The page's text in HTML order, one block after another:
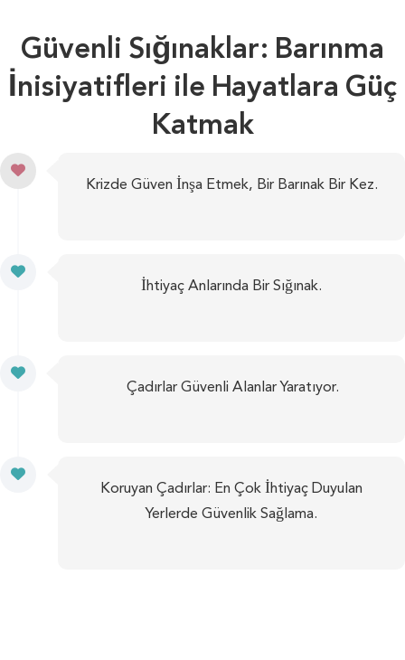
Güvenli Sığınaklar: Barınma
İnisiyatifleri ile Hayatlara Güç
Katmak
Krizde Güven İnşa Etmek, Bir Barınak Bir Kez.
İhtiyaç Anlarında Bir Sığınak.
Çadırlar Güvenli Alanlar Yaratıyor.
Koruyan Çadırlar: En Çok İhtiyaç Duyulan
Yerlerde Güvenlik Sağlama.